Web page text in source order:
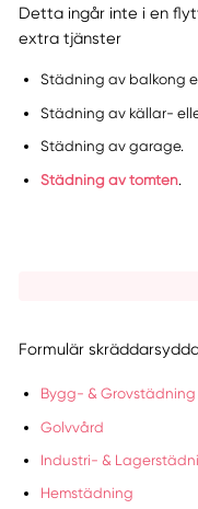
Detta ingår inte i en
extra tjänster
Städning av balkong
Städning av källar-
Städning av garage.
Städning av tomten.
Formulär
Bygg- & Grovstädning
Golvvård
Industri- &
Hemstädning